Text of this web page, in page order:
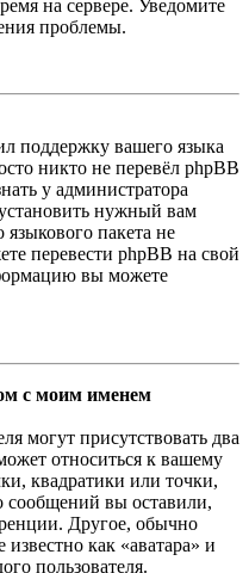
на сервере. Уведомите
проблемы.
поддержку вашего языка
никто не перевёл phpBB
у администратора
нужный вам
языкового пакета не
перевести phpBB на свой
вы можете
с моим именем
могут присутствовать два
относиться к вашему
квадратики или точки,
сообщений вы оставили,
Другое, обычно
как «аватара» и
пользователя.